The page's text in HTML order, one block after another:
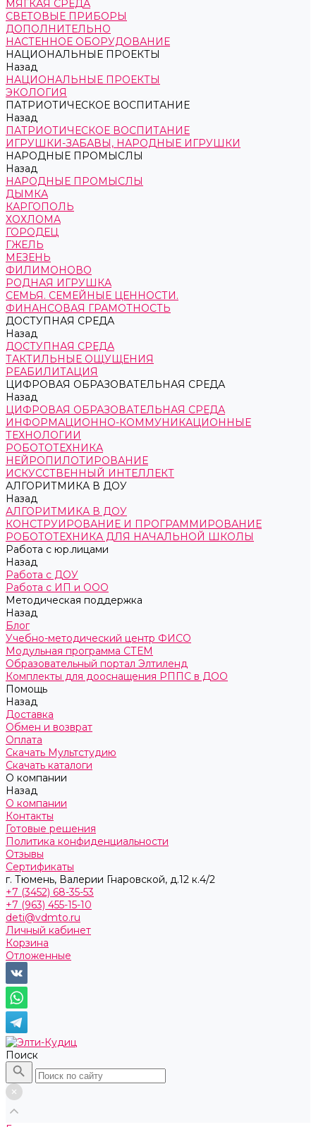
МЯГКАЯ СРЕДА
СВЕТОВЫЕ ПРИБОРЫ
ДОПОЛНИТЕЛЬНО
НАСТЕННОЕ ОБОРУДОВАНИЕ
НАЦИОНАЛЬНЫЕ ПРОЕКТЫ
Назад
НАЦИОНАЛЬНЫЕ ПРОЕКТЫ
ЭКОЛОГИЯ
ПАТРИОТИЧЕСКОЕ ВОСПИТАНИЕ
Назад
ПАТРИОТИЧЕСКОЕ ВОСПИТАНИЕ
ИГРУШКИ-ЗАБАВЫ, НАРОДНЫЕ ИГРУШКИ
НАРОДНЫЕ ПРОМЫСЛЫ
Назад
НАРОДНЫЕ ПРОМЫСЛЫ
ДЫМКА
КАРГОПОЛЬ
ХОХЛОМА
ГОРОДЕЦ
ГЖЕЛЬ
МЕЗЕНЬ
ФИЛИМОНОВО
РОДНАЯ ИГРУШКА
СЕМЬЯ. СЕМЕЙНЫЕ ЦЕННОСТИ.
ФИНАНСОВАЯ ГРАМОТНОСТЬ
ДОСТУПНАЯ СРЕДА
Назад
ДОСТУПНАЯ СРЕДА
ТАКТИЛЬНЫЕ ОЩУЩЕНИЯ
РЕАБИЛИТАЦИЯ
ЦИФРОВАЯ ОБРАЗОВАТЕЛЬНАЯ СРЕДА
Назад
ЦИФРОВАЯ ОБРАЗОВАТЕЛЬНАЯ СРЕДА
ИНФОРМАЦИОННО-КОММУНИКАЦИОННЫЕ
ТЕХНОЛОГИИ
РОБОТОТЕХНИКА
НЕЙРОПИЛОТИРОВАНИЕ
ИСКУССТВЕННЫЙ ИНТЕЛЛЕКТ
АЛГОРИТМИКА В ДОУ
Назад
АЛГОРИТМИКА В ДОУ
КОНСТРУИРОВАНИЕ И ПРОГРАММИРОВАНИЕ
РОБОТОТЕХНИКА ДЛЯ НАЧАЛЬНОЙ ШКОЛЫ
Работа с юр.лицами
Назад
Работа с ДОУ
Работа с ИП и ООО
Методическая поддержка
Назад
Блог
Учебно-методический центр ФИСО
Модульная программа СТЕМ
Образовательный портал Элтиленд
Комплекты для дооснащения РППС в ДОО
Помощь
Назад
Доставка
Обмен и возврат
Оплата
Скачать Мультстудию
Скачать каталоги
О компании
Назад
О компании
Контакты
Готовые решения
Политика конфиденциальности
Отзывы
Сертификаты
г. Тюмень, ​Валерии Гнаровской, д.12 к.4/2
+7 (3452) 68-35-53
+7 (963) 455-15-10
deti@vdmto.ru
Личный кабинет
Корзина
Отложенные
Поиск